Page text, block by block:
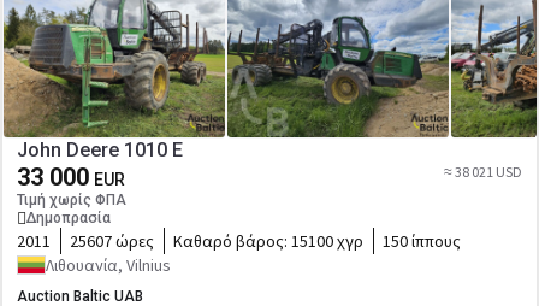
John Deere 1010 E
33 000 EUR
Τιμή χωρίς ΦΠΑ
Δημοπρασία
≈ 38 021 USD
2011 25607 ώρες Καθαρό βάρος: 15100 χγρ
150 ίππους
Λιθουανία, Vilnius
Auction Baltic UAB